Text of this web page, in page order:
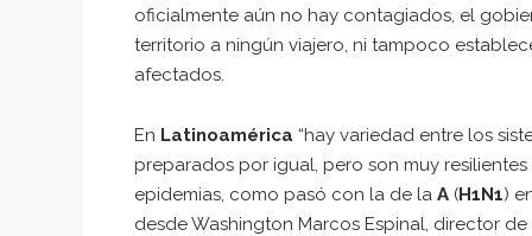
oficialmente aún no hay contagiados, el
territorio a ningún viajero, ni tampoco
afectados.
En Latinoamérica “hay variedad entre los
preparados por igual, pero son muy
epidemias, como pasó con la de la A (H1N1)
desde Washington Marcos Espinal, director de